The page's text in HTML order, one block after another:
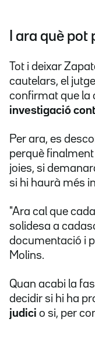
I ara què pot
Tot i deixar
cautelars, el
confirmat que la
investigació
Per ara, es
perquè
joies, si
si hi haurà més
"Ara cal que
solidesa a
documentació i
Molins.
Quan acabi la
decidir si hi ha
judici o si, per